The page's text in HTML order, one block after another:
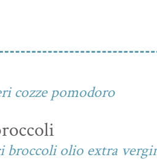
cozze pomodoro
broccoli olio extra